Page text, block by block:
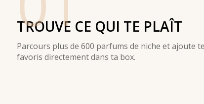
TROUVE CE QUI TE PLAÎT
Parcours plus de 600 parfums de niche et ajoute
favoris directement dans ta box.